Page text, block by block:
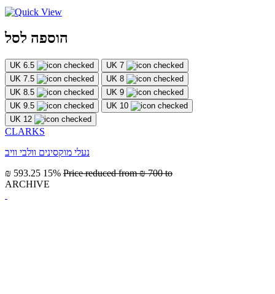
הוספה לסל
UK 6.5
UK 7
UK 7.5
UK 8
UK 8.5
UK 9
UK 9.5
UK 10
UK 12
CLARKS
נעלי מוקסינים וולבי וויב
₪ 593.25 15% Price reduced from₪ 700 to
ARCHIVE